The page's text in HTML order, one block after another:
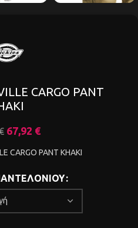
CARGO PANT
67,92 €
CARGO PANT KHAKI